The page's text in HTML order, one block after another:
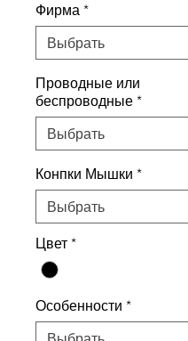
Фирма *
Проводные или
беспроводные *
Конпки Мышки *
Цвет *
Особенности *